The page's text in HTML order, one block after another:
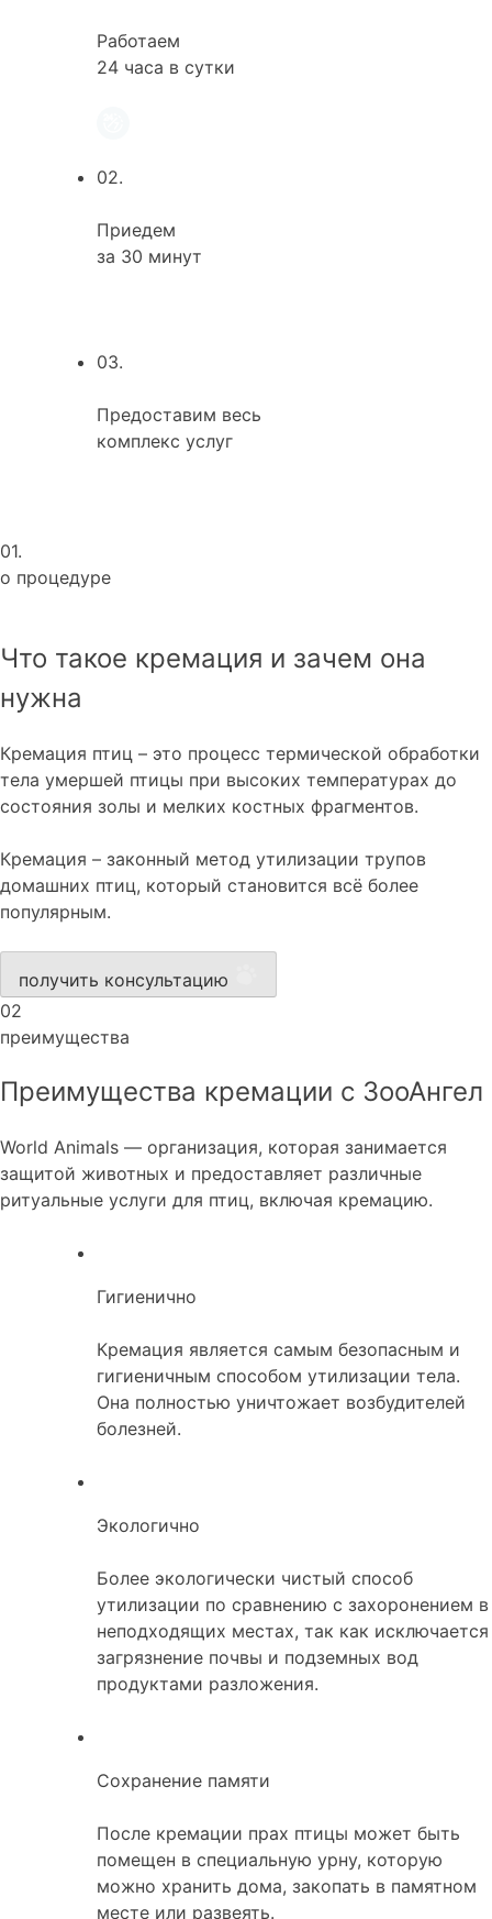
Работаем
24 часа в сутки
02.
Приедем
за 30 минут
03.
Предоставим весь
комплекс услуг
01.
о процедуре
Что такое кремация и зачем она
нужна
Кремация птиц – это процесс термической обработки
тела умершей птицы при высоких температурах до
состояния золы и мелких костных фрагментов.
Кремация – законный метод утилизации трупов
домашних птиц, который становится всё более
популярным.
получить консультацию
02
преимущества
Преимущества кремации с ЗооАнгел
World Animals — организация, которая занимается
защитой животных и предоставляет различные
ритуальные услуги для птиц, включая кремацию.
Гигиенично
Кремация является самым безопасным и
гигиеничным способом утилизации тела.
Она полностью уничтожает возбудителей
болезней.
Экологично
Более экологически чистый способ
утилизации по сравнению с захоронением в
неподходящих местах, так как исключается
загрязнение почвы и подземных вод
продуктами разложения.
Сохранение памяти
После кремации прах птицы может быть
помещен в специальную урну, которую
можно хранить дома, закопать в памятном
месте или развеять.